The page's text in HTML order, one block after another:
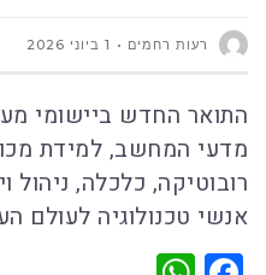
רעות רחמים 1 ביוני 2026
התואר החדש ביישומי
מדעי המחשב, למידת
רובוטיקה, כלכלה, ניהול
אנשי טכנולוגיה לעולם